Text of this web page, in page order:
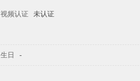
视频认证 未认证
生日 -